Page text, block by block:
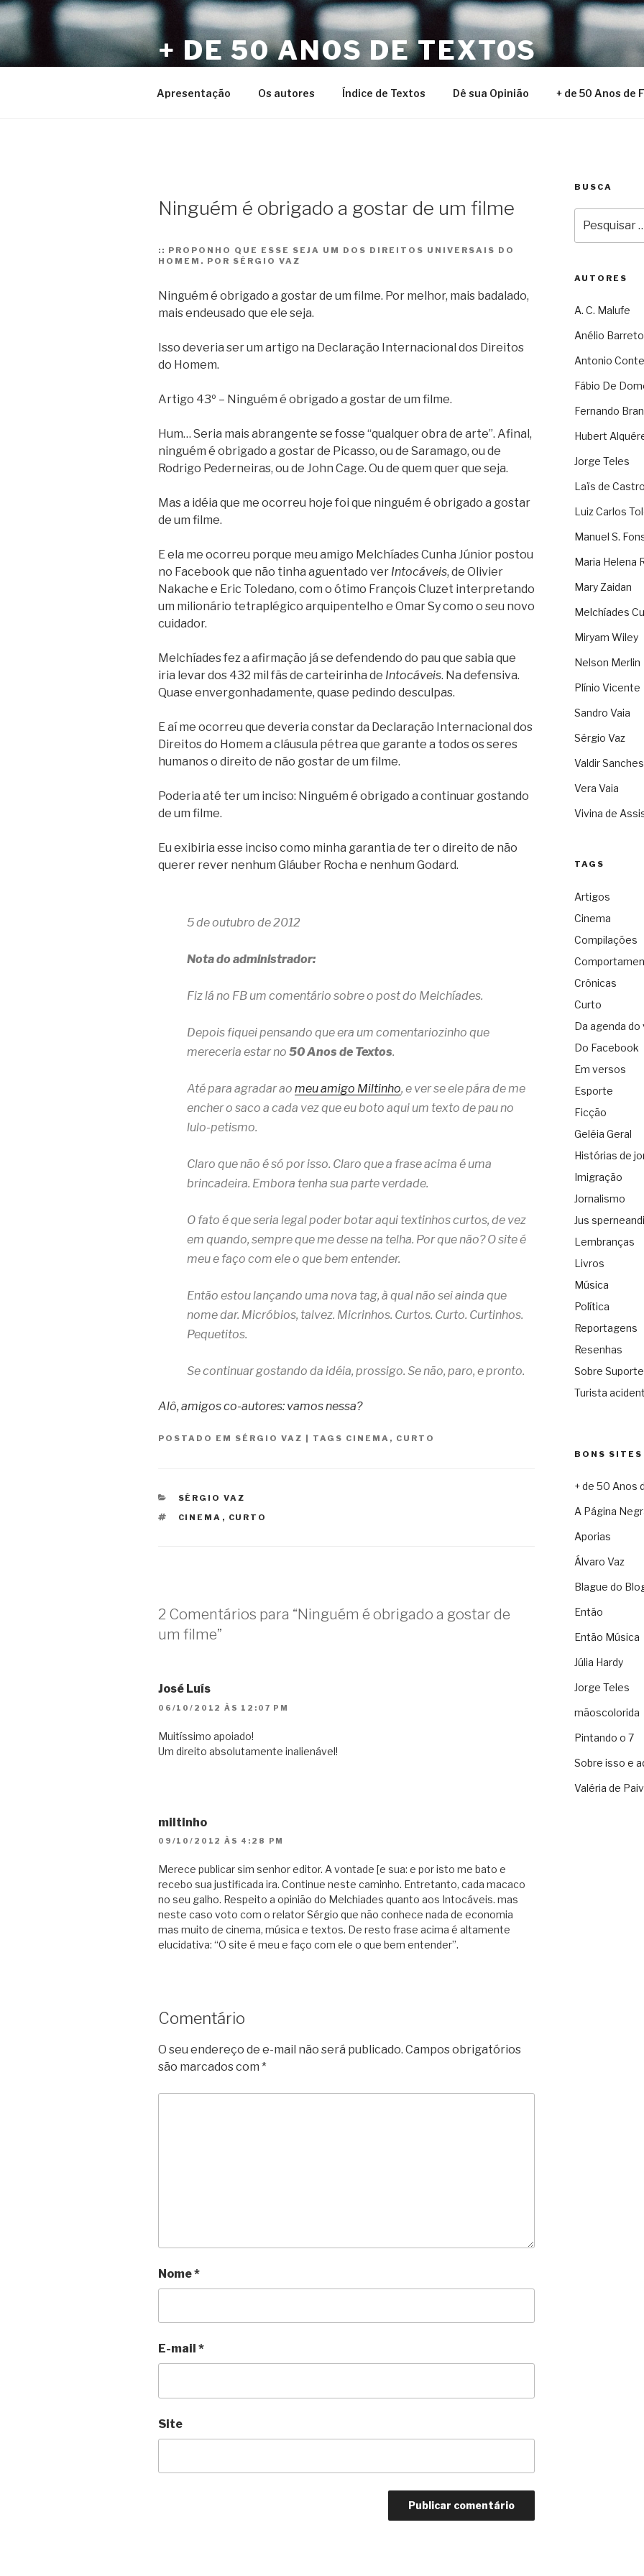
Pular
para
o
conteúdo
+ DE 50 ANOS DE TEXTOS
Apresentação Os autores Índice de Textos Dê sua Opinião + de 50 Anos de
Ninguém é obrigado a gostar de um filme
:: PROPONHO QUE ESSE SEJA UM DOS DIREITOS UNIVERSAIS DO
HOMEM. POR SÉRGIO VAZ
Ninguém é obrigado a gostar de um filme. Por melhor, mais badalado,
mais endeusado que ele seja.
Isso deveria ser um artigo na Declaração Internacional dos Direitos
do Homem.
Artigo 43º – Ninguém é obrigado a gostar de um filme.
Hum… Seria mais abrangente se fosse “qualquer obra de arte”. Afinal,
ninguém é obrigado a gostar de Picasso, ou de Saramago, ou de
Rodrigo Pederneiras, ou de John Cage. Ou de quem quer que seja.
Mas a idéia que me ocorreu hoje foi que ninguém é obrigado a gostar
de um filme.
E ela me ocorreu porque meu amigo Melchíades Cunha Júnior postou
no Facebook que não tinha aguentado ver Intocáveis, de Olivier
Nakache e Eric Toledano, com o ótimo François Cluzet interpretando
um milionário tetraplégico arquipentelho e Omar Sy como o seu novo
cuidador.
Melchíades fez a afirmação já se defendendo do pau que sabia que
iria levar dos 432 mil fãs de carteirinha de Intocáveis. Na defensiva.
Quase envergonhadamente, quase pedindo desculpas.
E aí me ocorreu que deveria constar da Declaração Internacional dos
Direitos do Homem a cláusula pétrea que garante a todos os seres
humanos o direito de não gostar de um filme.
Poderia até ter um inciso: Ninguém é obrigado a continuar gostando
de um filme.
Eu exibiria esse inciso como minha garantia de ter o direito de não
querer rever nenhum Gláuber Rocha e nenhum Godard.
5 de outubro de 2012
Nota do administrador:
Fiz lá no FB um comentário sobre o post do Melchíades.
Depois fiquei pensando que era um comentariozinho que
mereceria estar no 50 Anos de Textos.
Até para agradar ao meu amigo Miltinho, e ver se ele pára de me
encher o saco a cada vez que eu boto aqui um texto de pau no
lulo-petismo.
Claro que não é só por isso. Claro que a frase acima é uma
brincadeira. Embora tenha sua parte verdade.
O fato é que seria legal poder botar aqui textinhos curtos, de vez
em quando, sempre que me desse na telha. Por que não? O site é
meu e faço com ele o que bem entender.
Então estou lançando uma nova tag, à qual não sei ainda que
nome dar. Micróbios, talvez. Micrinhos. Curtos. Curto. Curtinhos.
Pequetitos.
Se continuar gostando da idéia, prossigo. Se não, paro, e pronto.
Alô, amigos co-autores: vamos nessa?
POSTADO EM SÉRGIO VAZ | TAGS CINEMA , CURTO
CATEGORIAS
SÉRGIO VAZ
TAGS
CINEMA , CURTO
2 Comentários para “Ninguém é obrigado a gostar de
um filme”
José Luís
06/10/2012 ÀS 12:07 PM
Muitíssimo apoiado!
Um direito absolutamente inalienável!
miltinho
09/10/2012 ÀS 4:28 PM
Merece publicar sim senhor editor. A vontade [e sua: e por isto me bato e
recebo sua justificada ira. Continue neste caminho. Entretanto, cada macaco
no seu galho. Respeito a opinião do Melchiades quanto aos Intocáveis. mas
neste caso voto com o relator Sérgio que não conhece nada de economia
mas muito de cinema, música e textos. De resto frase acima é altamente
elucidativa: “O site é meu e faço com ele o que bem entender”.
Comentário
O seu endereço de e-mail não será publicado. Campos obrigatórios
são marcados com *
Nome*
E-mail *
Site
BUSCA
por:
AUTORES
A. C. Malufe
Anélio Barreto
Antonio
Fábio De
Fernando
Hubert
Jorge Teles
Laïs de Castro
Luiz Carlos
Manuel S.
Maria Helena
Mary Zaidan
Melchíades
Miryam Wiley
Nelson Merlin
Plínio Vicente
Sandro Vaia
Sérgio Vaz
Valdir Sanches
Vera Vaia
Vivina de
TAGS
Artigos
Cinema
Compilações
Crônicas
Curto
Da agenda do
Do Facebook
Em versos
Esporte
Ficção
Geléia Geral
Histórias de
Imigração
Jornalismo
Jus sperneandi
Lembranças
Livros
Música
Política
Reportagens
Resenhas
Sobre
Turista
BONS SITES
+ de 50 Anos
A Página
Aporias
Álvaro Vaz
Blague do
Então
Então Música
Júlia Hardy
Jorge Teles
mãoscolorida
Pintando o 7
Sobre isso e
Valéria de